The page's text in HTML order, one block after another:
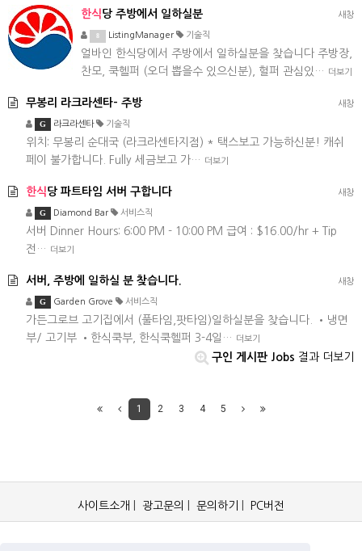
새창
한식당 주방에서 일하실분
ListingManager 기술직
얼바인 한식당에서 주방에서 일하실분을 찾습니다 주방장,
찬모, 쿡헬퍼 (오더 뽑을수 있으신분), 헐퍼 관심있…
더보기
새창
무봉리 라크라센타- 주방
G 라크라센타 기술직
위치: 무봉리 순대국 (라크라센타지점) * 택스보고 가능하신분! 캐쉬
페이 불가합니다. Fully 세금보고 가…
더보기
새창
한식당 파트타임 서버 구합니다
G Diamond Bar 서비스직
서버 ㅤDinner Hours: 6:00 PM - 10:00 PM ㅤ급여 : $16.00/hr + Tip
전…
더보기
새창
서버, 주방에 일하실 분 찾습니다.
G Garden Grove 서비스직
가든그로브 고기집에서 (풀타임,팟타임)일하실분을 찾습니다. •냉면
부/ 고기부 •한식쿡부, 한식쿡헬퍼 3-4일…
더보기
구인 게시판 Jobs 결과 더보기
1 2 3 4 5
사이트소개 광고문의 문의하기 PC버전